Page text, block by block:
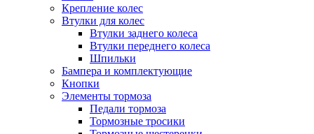
Крепление колес
Втулки для колес
Втулки заднего колеса
Втулки переднего колеса
Шпильки
Бампера и комплектующие
Кнопки
Элементы тормоза
Педали тормоза
Тормозные тросики